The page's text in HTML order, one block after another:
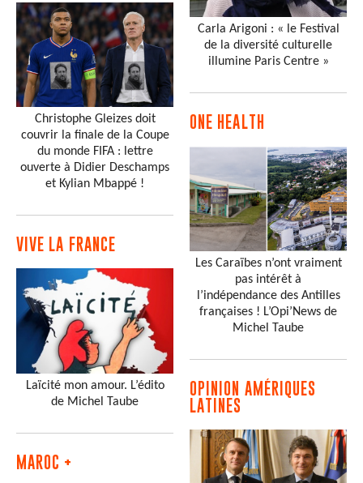
Christophe Gleizes doit
couvrir la finale de la Coupe
du monde FIFA : lettre
ouverte à Didier Deschamps
et Kylian Mbappé !
VIVE LA FRANCE
Laïcité mon amour. L’édito
de Michel Taube
MAROC +
Carla Arigoni : « le Festival
de la diversité culturelle
illumine Paris Centre »
ONE HEALTH
Les Caraïbes n’ont vraiment
pas intérêt à
l’indépendance des Antilles
françaises ! L’Opi’News de
Michel Taube
OPINION AMÉRIQUES
LATINES